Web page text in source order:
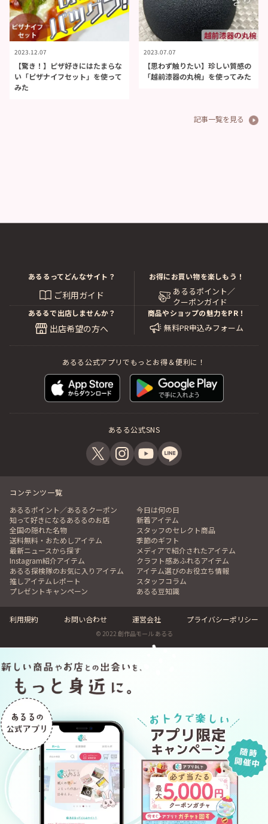
2023.12.07
【驚き！】ピザ好きにはたまらな
い「ピザナイフセット」を使って
みた
2023.07.07
【思わず触りたい】珍しい質感の
「越前漆器の丸椀」を使ってみた
記事一覧を見る
あるるってどんなサイト？
ご利用ガイド
お得にお買い物を楽しもう！
あるるポイント／
クーポンガイド
あるるで出店しませんか？
出店希望の方へ
商品やショップの魅力をPR！
無料PR申込みフォーム
あるる公式アプリでもっとお得＆便利に！
あるる公式SNS
コンテンツ一覧
あるるポイント／あるるクーポン
今日は何の日
知って好きになるあるるのお店
新着アイテム
全国の隠れた名物
スタッフのセレクト商品
送料無料・おためしアイテム
季節のギフト
最新ニュースから探す
メディアで紹介されたアイテム
Instagram紹介アイテム
クラフト感あふれるアイテム
あるる探検隊のお気に入りアイテム
アイテム選びのお役立ち情報
推しアイテムレポート
スタッフコラム
プレゼントキャンペーン
あるる豆知識
利用規約 お問い合わせ 運営会社 プライバシーポリシー
© 2022 創作品モール あるる